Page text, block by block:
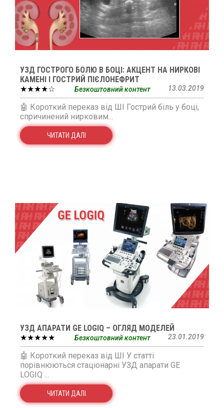
УЗД ГОСТРОГО БОЛЮ В БОЦІ: АКЦЕНТ НА НИРКОВІ
КАМЕНІ І ГОСТРИЙ ПІЄЛОНЕФРИТ
★★★★☆
13.03.2019
Безкоштовний контент
🤖 Короткий переказ від ШІ Гострий біль у боці,
спричинений нирковим...
ЧИТАТИ ДАЛІ
УЗД АПАРАТИ GE LOGIQ – ОГЛЯД МОДЕЛЕЙ
★★★★★
23.01.2019
Безкоштовний контент
🤖 Короткий переказ від ШІ У статті
порівнюються стаціонарні УЗД апарати GE
LOGIQ ...
ЧИТАТИ ДАЛІ